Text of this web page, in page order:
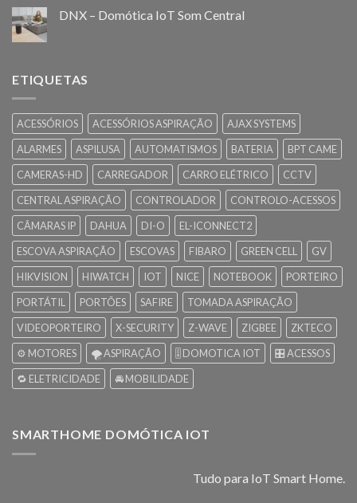
DNX – Domótica IoT Som Central
ETIQUETAS
ACESSÓRIOS ACESSÓRIOS ASPIRAÇÃO
AJAX SYSTEMS
ALARMES
ASPILUSA AUTOMATISMOS BATERIA
BPT CAME
CAMERAS-HD
CARREGADOR CARRO ELÉTRICO
CCTV
CENTRAL ASPIRAÇÃO
CONTROLADOR
CONTROLO-ACESSOS
CÂMARAS IP
DAHUA DI-O
EL-ICONNECT2
ESCOVA ASPIRAÇÃO
ESCOVAS FIBARO GREEN CELL
GV
HIKVISION
HIWATCH IOT NICE NOTEBOOK
PORTEIRO
PORTÁTIL
PORTÕES SAFIRE
TOMADA ASPIRAÇÃO
VIDEOPORTEIRO
X-SECURITY Z-WAVE ZIGBEE
ZKTECO
⚙️ MOTORES
🌪️ ASPIRAÇÃO 🎚️ DOMOTICA IOT
🎛️ ACESSOS
🔁 ELETRICIDADE
🚘 MOBILIDADE
SMARTHOME DOMÓTICA IOT
Tudo para IoT Smart Home.